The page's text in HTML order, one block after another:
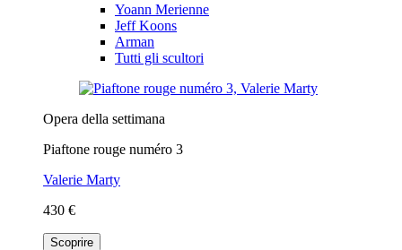
Yoann Merienne
Jeff Koons
Arman
Tutti gli scultori
Opera della settimana
Piaftone rouge numéro 3
Valerie Marty
430 €
Scoprire